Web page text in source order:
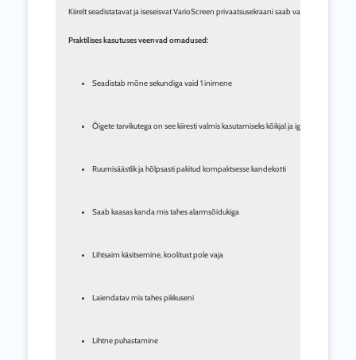
Kiirelt seadistatavat ja iseseisvat VarioScreen privaatsusekraani saab vajadusel ka
Praktilises kasutuses veenvad omadused:
Seadistab mõne sekundiga vaid 1 inimene
Õigete tarvikutega on see kiiresti valmis kasutamiseks kõikjal ja iga ilmaga
Ruumisäästlik ja hõlpsasti pakitud kompaktsesse kandekotti
Saab kaasas kanda mis tahes alarmsõidukiga
Lihtsaim käsitsemine, koolitust pole vaja
Laiendatav mis tahes pikkuseni
Lihtne puhastamine